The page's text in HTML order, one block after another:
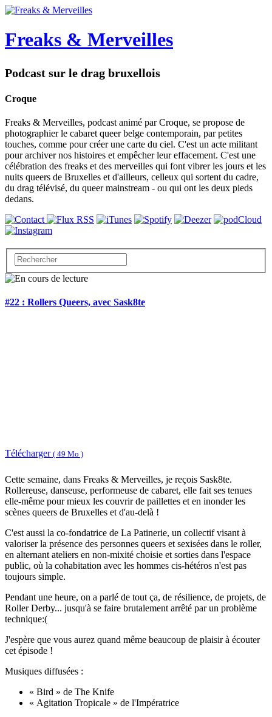
Freaks & Merveilles
Podcast sur le drag bruxellois
Croque
Freaks & Merveilles, podcast animé par Croque, se propose de
photographier le cabaret queer belge contemporain, par petites
touches, comme pour créer une carte du ciel. C'est un acte militant
pour archiver nos histoires et empêcher leur effacement. C'est une
célébration des freaks et des merveilles qui font vibrer les jours et les
nuits queers de Bruxelles et d'ailleurs, celleux qui sortent du cadre,
du drag télévisé, du queer mainstream - ou qui ont les deux pieds
dedans.
#22 : Rollers Queers, avec Sask8te
Télécharger ( 49 Mo )
Cette semaine, dans Freaks & Merveilles, je reçois Sask8te.
Rollereuse, danseuse, performeuse de cabaret, elle fait ses tenues
elle-même pour mieux les couvrir de paillettes et en inonder les
scènes queers de Bruxelles et d'au-delà !
C'est aussi la co-fondatrice de La Patinerie, un collectif visant à
valoriser la présence des personnes queers et sexisées dans le roller,
en alternant ateliers en non-mixité choisie et sorties dans l'espace
public, où la cohabitation avec les hommes cis-hétéros n'est pas
toujours simple.
Pendant une heure, on a parlé de tout ça, de résilience, de projets, de
Roller Derby... jusqu'à se faire brutalement arrêté par un problème
technique:(
J'espère que vous aurez quand même beaucoup de plaisir à écouter
cet épisode !
Musiques diffusées :
« Bird » de The Knife
« Agitation Tropicale » de l'Impératrice